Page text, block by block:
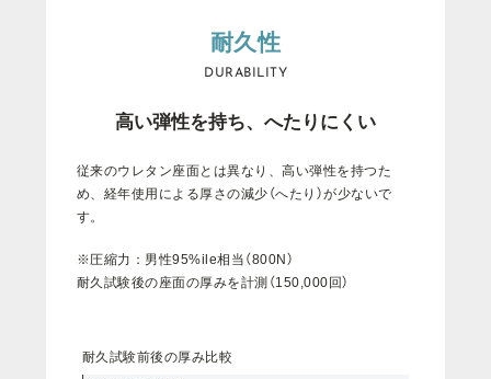
耐久性
DURABILITY
⾼い弾性を持ち、へたりにくい
従来のウレタ ン座面と は異なり 、高い弾性を持つた
め、 経年使用によ る厚さの減少（へたり ）が少ないで
す。
※圧縮力 ： 男性95%ile相当（800N）
耐久試験後の座面の厚みを計測（150,000回）
耐久試験前後の厚み比較